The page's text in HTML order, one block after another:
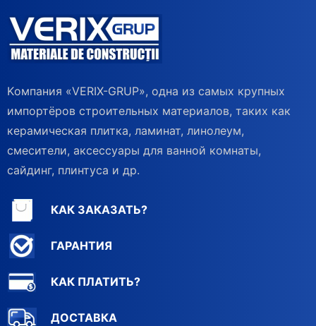
Kомпания «VERIX-GRUP», одна из самых крупных
импортёров строительных материалов, таких как
керамическая плитка, ламинат, линолеум,
смесители, аксессуары для ванной комнаты,
сайдинг, плинтуса и др.
КАК ЗАКАЗАТЬ?
ГАРАНТИЯ
КАК ПЛАТИТЬ?
ДОСТАВКА